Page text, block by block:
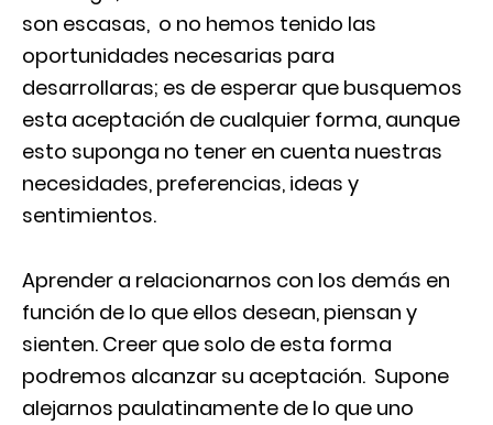
son escasas, o no hemos tenido las
oportunidades necesarias para
desarrollaras; es de esperar que busquemos
esta aceptación de cualquier forma, aunque
esto suponga no tener en cuenta nuestras
necesidades, preferencias, ideas y
sentimientos.
Aprender a relacionarnos con los demás en
función de lo que ellos desean, piensan y
sienten. Creer que solo de esta forma
podremos alcanzar su aceptación. Supone
alejarnos paulatinamente de lo que uno